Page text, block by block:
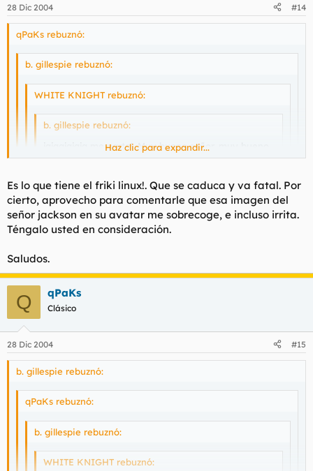
28 Dic 2004 #14
qPaKs rebuznó:
b. gillespie rebuznó:
WHITE KNIGHT rebuznó:
b. gillespie rebuznó:
jajaajajaja me parto!. Muy bueno señor, muy bueno.
Casi cuela y tal.
saludos. Haz clic para expandir...
Mira a ver si te han hackeado la cuenta, porque me
siguen llegando más a tu nombre. Gorrinillo.
Haz clic para expandir...
atractivo, no tengo yo esas tendencias sexuales.
cuenta??.
Saludos.
eso va a ser del linux caducado
Haz clic para expandir...
Es lo que tiene el friki linux!. Que se caduca y va fatal. Por
cierto, aprovecho para comentarle que esa imagen del
señor jackson en su avatar me sobrecoge, e incluso irrita.
Téngalo usted en consideración.
Saludos.
Q qPaKs
Clásico
28 Dic 2004 #15
b. gillespie rebuznó:
qPaKs rebuznó:
b. gillespie rebuznó:
WHITE KNIGHT rebuznó: